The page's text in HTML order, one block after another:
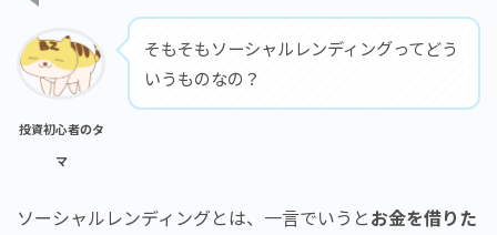
投資初心者のタ
マ
そもそもソーシャルレンディングってどう
いうものなの？
ソーシャルレンディングとは、一言でいうとお金を借りた